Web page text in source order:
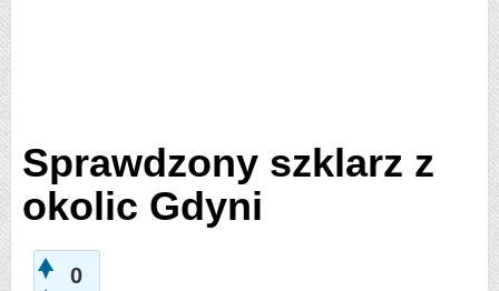
Sprawdzony szklarz z
okolic Gdyni
0